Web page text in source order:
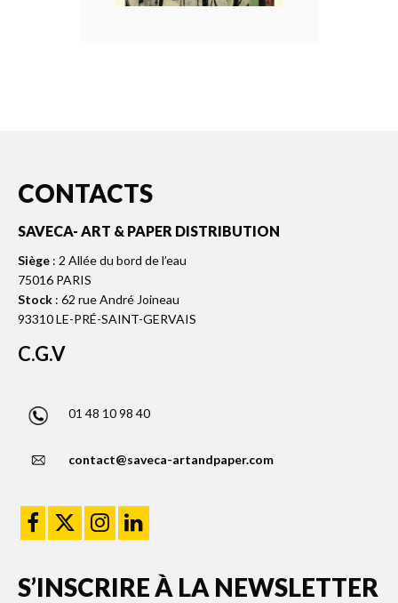
CONTACTS
SAVECA- ART & PAPER DISTRIBUTION
Siège : 2 Allée du bord de l’eau
75016 PARIS
Stock : 62 rue André Joineau
93310 LE-PRÉ-SAINT-GERVAIS
C.G.V
01 48 10 98 40
contact@saveca-artandpaper.com
S’INSCRIRE À LA NEWSLETTER